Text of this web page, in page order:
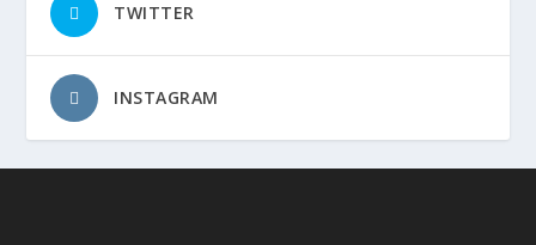
TWITTER
INSTAGRAM